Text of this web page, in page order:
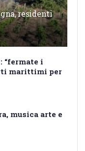
residenti
“fermate i
marittimi per
musica arte e